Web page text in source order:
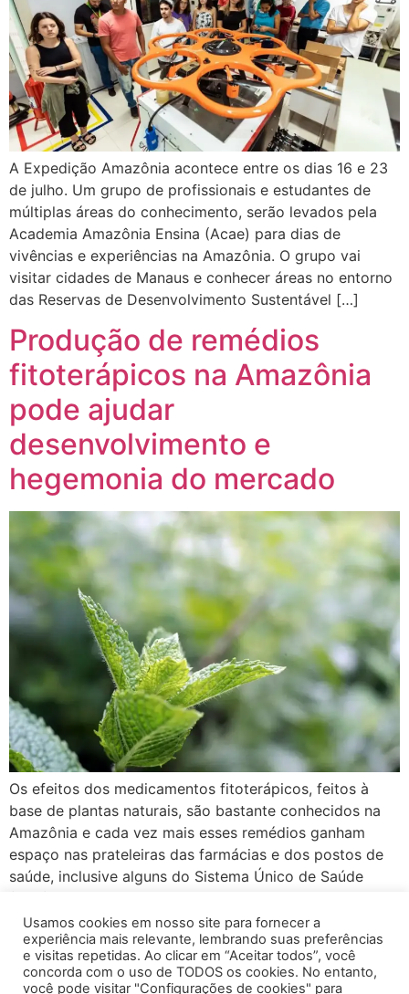
A Expedição Amazônia acontece entre os dias 16 e 23
de julho. Um grupo de profissionais e estudantes de
múltiplas áreas do conhecimento, serão levados pela
Academia Amazônia Ensina (Acae) para dias de
vivências e experiências na Amazônia. O grupo vai
visitar cidades de Manaus e conhecer áreas no entorno
das Reservas de Desenvolvimento Sustentável […]
Produção de remédios
fitoterápicos na Amazônia
pode ajudar
desenvolvimento e
hegemonia do mercado
Os efeitos dos medicamentos fitoterápicos, feitos à
base de plantas naturais, são bastante conhecidos na
Amazônia e cada vez mais esses remédios ganham
espaço nas prateleiras das farmácias e dos postos de
saúde, inclusive alguns do Sistema Único de Saúde
(SUS) já disponibilizam esses produtos aos pacientes.
Os fitoterápicos podem ser usados para tratar vários
[…]
anterior
Usamos cookies em nosso site para fornecer a
experiência mais relevante, lembrando suas preferências
e visitas repetidas. Ao clicar em “Aceitar todos”, você
concorda com o uso de TODOS os cookies. No entanto,
você pode visitar "Configurações de cookies" para